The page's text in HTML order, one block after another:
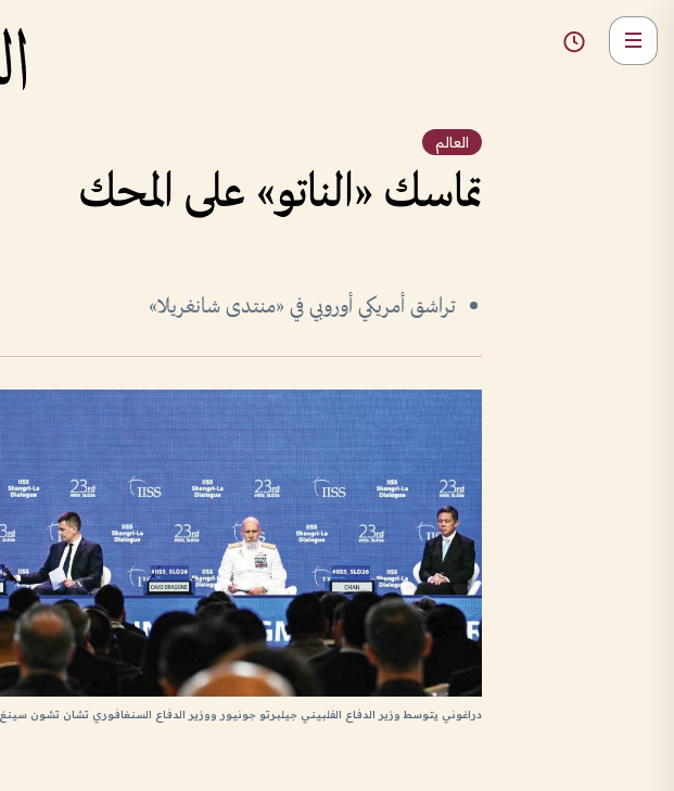
العالم
تماسك «الناتو» على المحك
تراشق أمريكي أوروبي في «منتدى شانغريلا»
دراغوني يتوسط وزير الدفاع الفلبيني جيلبرتو جونيور ووزير الدفاع السنغافوري تشان تشون سينغ